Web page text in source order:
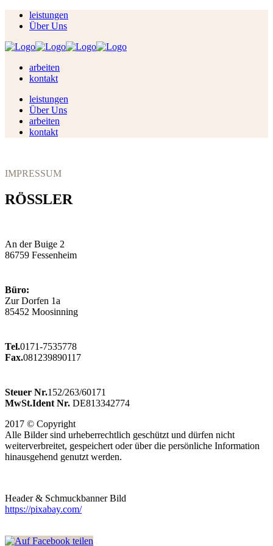
leistungen
Über Uns
arbeiten
kontakt
leistungen
Über Uns
arbeiten
kontakt
IMPRESSUM
RÖSSLER
An der Buige 2
86759 Fessenheim
Büro:
Zur Dorfen 1a
85452 Moosinning
Tel.0171-7535778
Fax.081239890117
Steuer Nr.152/263/60171
MwSt.Ident Nr. DE813342774
2017 © Copyright
Alle Bilder sind urheberrechtlich geschützt und dürfen nicht
weiterverbreitet, gespeichert oder über die persönliche Information
hinausgehend genutzt werden.
Header & Schmuckbanner Bild
https://pixabay.com/